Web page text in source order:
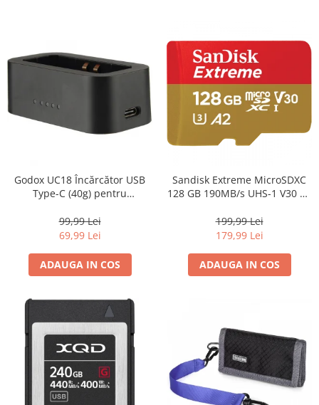
Godox UC18 Încărcător USB
Type-C (40g) pentru
– Portabil și Rapid (3h)
99,99 Lei
69,99 Lei
ADAUGA IN COS
Sandisk Extreme MicroSDXC
128 GB 190MB/s UHS-1 V30 A2
199,99 Lei
179,99 Lei
ADAUGA IN COS